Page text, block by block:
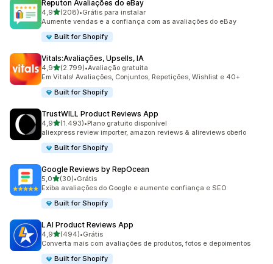
Reputon Avaliações do eBay
4,9de 5 estrelas
(208)
208 avaliações ao todo
•Grátis para instalar
Aumente vendas e a confiança com as avaliações do eBay
Built for Shopify
Vitals:Avaliações, Upsells, IA
4,9de 5 estrelas
(2.799)
2799 avaliações ao todo
•Avaliação gratuita
Em Vitals! Avaliações, Conjuntos, Repetições, Wishlist e 40+
Built for Shopify
TrustWILL Product Reviews App
4,9de 5 estrelas
(1.493)
1493 avaliações ao todo
•Plano gratuito disponível
aliexpress review importer, amazon reviews & alireviews oberlo
Built for Shopify
Google Reviews by RepOcean
5,0de 5 estrelas
(30)
30 avaliações ao todo
•Grátis
Exiba avaliações do Google e aumente confiança e SEO
Built for Shopify
LAI Product Reviews App
4,9de 5 estrelas
(494)
494 avaliações ao todo
•Grátis
Converta mais com avaliações de produtos, fotos e depoimentos
Built for Shopify